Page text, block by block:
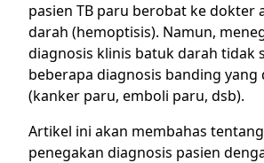
pasien TB paru berobat ke dokter
darah (hemoptisis). Namun,
diagnosis klinis batuk darah tidak
beberapa diagnosis banding
(kanker paru, emboli paru, dsb).
Artikel ini akan membahas
penegakan diagnosis pasien